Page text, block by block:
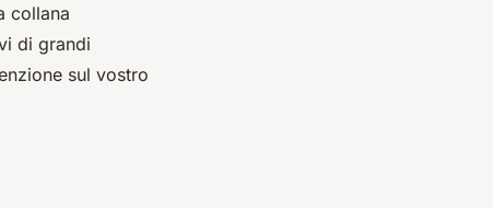
collana
di grandi
sul vostro